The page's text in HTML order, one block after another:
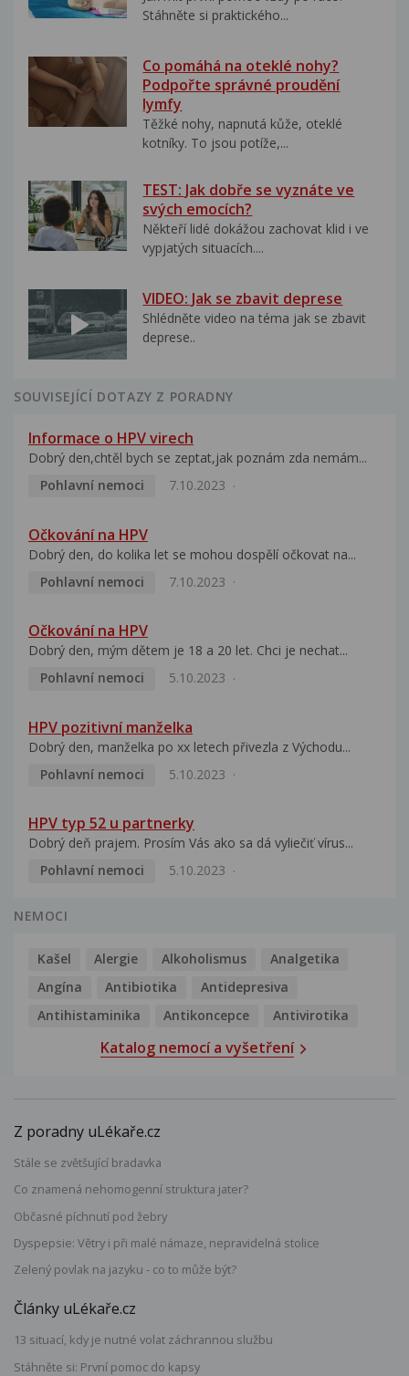
Stáhněte si praktického...
Co pomáhá na oteklé nohy?
Podpořte správné proudění
lymfy
Těžké nohy, napnutá kůže, oteklé
kotníky. To jsou potíže,...
TEST: Jak dobře se vyznáte ve
svých emocích?
Někteří lidé dokážou zachovat klid i ve
vypjatých situacích....
VIDEO: Jak se zbavit deprese
Shlédněte video na téma jak se zbavit
deprese..
SOUVISEJÍCÍ DOTAZY Z PORADNY
Informace o HPV virech
Dobrý den,chtěl bych se zeptat,jak poznám zda nemám...
Pohlavní nemoci
7.10.2023
Očkování na HPV
Dobrý den, do kolika let se mohou dospělí očkovat na...
Pohlavní nemoci
7.10.2023
Očkování na HPV
Dobrý den, mým dětem je 18 a 20 let. Chci je nechat...
Pohlavní nemoci
5.10.2023
HPV pozitivní manželka
Dobrý den, manželka po xx letech přivezla z Východu...
Pohlavní nemoci
5.10.2023
HPV typ 52 u partnerky
Dobrý deň prajem. Prosím Vás ako sa dá vyliečiť vírus...
Pohlavní nemoci
5.10.2023
NEMOCI
Kašel Alergie Alkoholismus
Analgetika
Angína
Antibiotika
Antidepresiva
Antihistaminika
Antikoncepce Antivirotika
Katalog nemocí a vyšetření
Z poradny uLékaře.cz
Stále se zvětšující bradavka
Co znamená nehomogenní struktura jater?
Občasné píchnutí pod žebry
Dyspepsie: Větry i při malé námaze, nepravidelná stolice
Zelený povlak na jazyku - co to může být?
Články uLékaře.cz
13 situací, kdy je nutné volat záchrannou službu
Stáhněte si: První pomoc do kapsy